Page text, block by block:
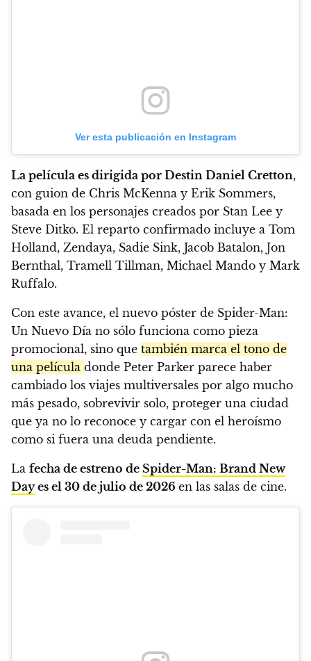
Ver esta publicación en Instagram
La película es dirigida por Destin Daniel Cretton,
con guion de Chris McKenna y Erik Sommers,
basada en los personajes creados por Stan Lee y
Steve Ditko. El reparto confirmado incluye a Tom
Holland, Zendaya, Sadie Sink, Jacob Batalon, Jon
Bernthal, Tramell Tillman, Michael Mando y Mark
Ruffalo.
Con este avance, el nuevo póster de Spider-Man:
Un Nuevo Día no sólo funciona como pieza
promocional, sino que también marca el tono de
una película donde Peter Parker parece haber
cambiado los viajes multiversales por algo mucho
más pesado, sobrevivir solo, proteger una ciudad
que ya no lo reconoce y cargar con el heroísmo
como si fuera una deuda pendiente.
La fecha de estreno de Spider-Man: Brand New
Dayes el 30 de julio de 2026 en las salas de cine.